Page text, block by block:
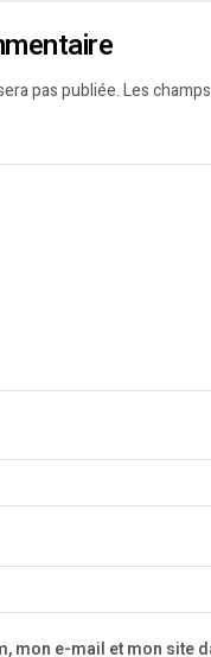
pas publiée.Les
mon e-mail et mon site